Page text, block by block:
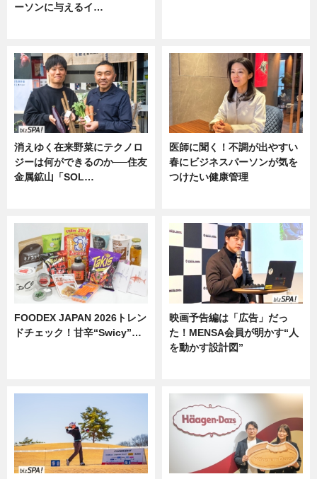
ーソンに与えるイ…
消えゆく在来野菜にテクノロ
ジーは何ができるのか──住友
金属鉱山「SOL…
医師に聞く！不調が出やすい
春にビジネスパーソンが気を
つけたい健康管理
FOODEX JAPAN 2026トレン
ドチェック！甘辛“Swicy”…
映画予告編は「広告」だっ
た！MENSA会員が明かす“人
を動かす設計図”